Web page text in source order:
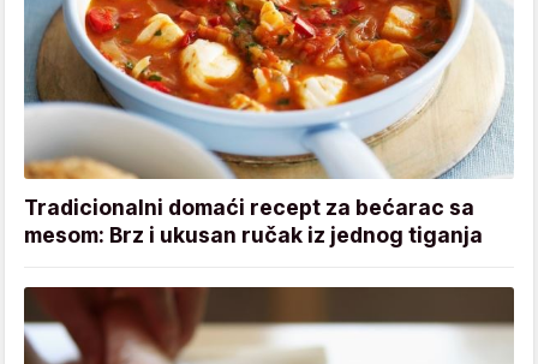
Tradicionalni domaći recept za bećarac sa
mesom: Brz i ukusan ručak iz jednog tiganja